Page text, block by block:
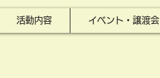
活動内容 イベント・譲渡会